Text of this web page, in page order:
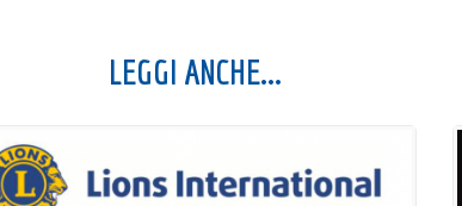
LEGGI ANCHE...